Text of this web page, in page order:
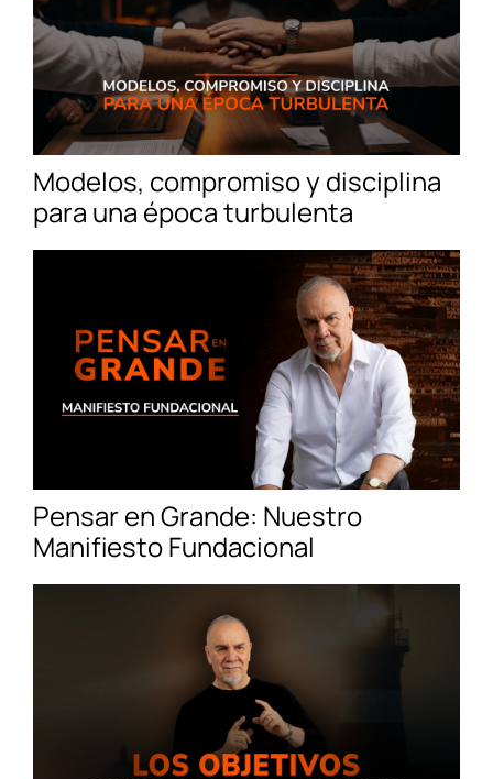
Modelos, compromiso y disciplina
para una época turbulenta
Pensar en Grande: Nuestro
Manifiesto Fundacional